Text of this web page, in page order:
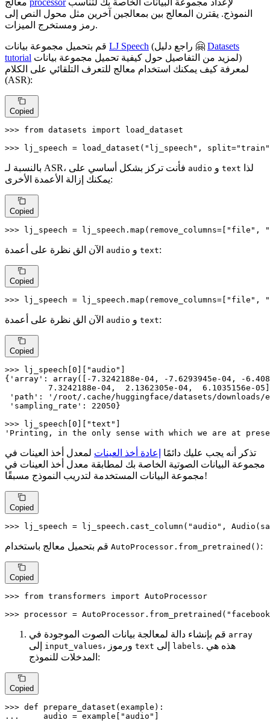
processorلإعداد مجموعة البيانات الخاصة بك لتناسب
النموذج. يقترن المعالج بين بمعالجين آخرين مثل محول النص إلى
رمز ومستخرج الميزات.
LJ Speech (راجع دليل 🤗 Datasets
tutorial
لمعرفة كيف يمكنك استخدام معالج للتعرف التلقائي على الكلام
(ASR):
Copied
>>> from datasets import load_dataset
>>>
lj_speech = load_dataset( "lj_speech" , split="train"
audio text
يمكنك إزالة الأعمدة الأخرى:
Copied
>>> lj_speech = lj_speech. map (remove_columns=[ "file" ,
audio text:
Copied
>>> lj_speech = lj_speech. map (remove_columns=[ "file" ,
audio text:
Copied
>>> lj_speech[ 0 "audio"
{ 'array' : array([-7.3242188e-04 , -7.6293945e-04 , -
7.3242188e-04 , 2.1362305e-04 , 6.1035156e-05
'path' :
'/root/.cache/huggingface/datasets/downloads/
'sampling_rate' : 22050 }
>>>
lj_speech[ 0 "text"
'Printing, in the only sense with which we are at
تذكر أنه يجب عليك دائمًا إعادة أخذ العينات لمعدل أخذ العينات في
مجموعة البيانات الصوتية الخاصة بك لمطابقة معدل أخذ العينات في
مجموعة البيانات المستخدمة لتدريب النموذج مسبقًا!
Copied
>>> lj_speech = lj_speech.cast_column( "audio" ,
AutoProcessor.from_pretrained() :
Copied
>>> from transformers import AutoProcessor
>>> processor = AutoProcessor.from_pretrained(
array
input_values text labels. هذه هي
المدخلات للنموذج:
Copied
>>> def prepare_dataset ( example
...
    audio = example[
"audio"